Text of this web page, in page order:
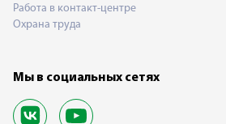
Работа в контакт-центре
Охрана труда
Мы в социальных сетях